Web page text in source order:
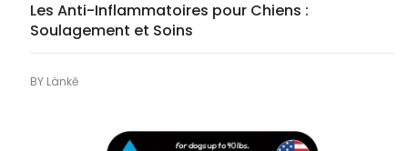
Les Anti-Inflammatoires pour Chiens :
Soulagement et Soins
BY Länkē